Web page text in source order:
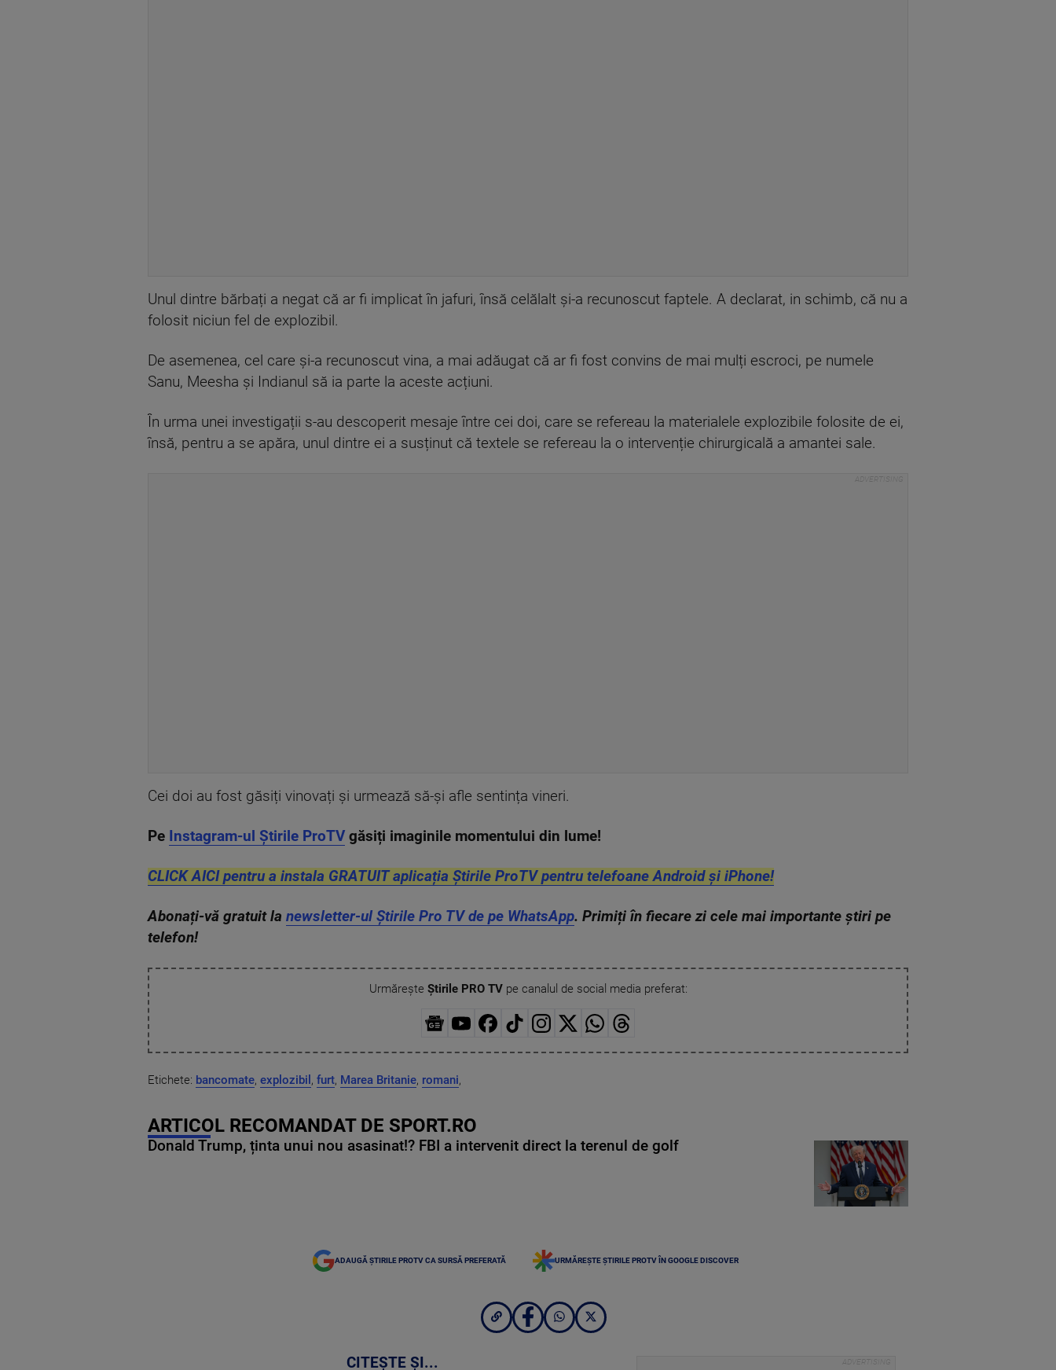
Unul dintre bărbați a negat că ar fi implicat în jafuri, însă celălalt și-a recunoscut faptele. A declarat, in schimb, că nu a
folosit niciun fel de explozibil.
De asemenea, cel care și-a recunoscut vina, a mai adăugat că ar fi fost convins de mai mulți escroci, pe numele
Sanu, Meesha și Indianul să ia parte la aceste acțiuni.
În urma unei investigații s-au descoperit mesaje între cei doi, care se refereau la materialele explozibile folosite de ei,
însă, pentru a se apăra, unul dintre ei a susținut că textele se refereau la o intervenție chirurgicală a amantei sale.
Cei doi au fost găsiți vinovați și urmează să-și afle sentința vineri.
Pe Instagram-ul Știrile ProTV găsiți imaginile momentului din lume!
CLICK AICI pentru a instala GRATUIT aplicația Știrile ProTV pentru telefoane Android și iPhone!
Abonați-vă gratuit la newsletter-ul Știrile Pro TV de pe WhatsApp. Primiți în fiecare zi cele mai importante știri pe
telefon!
Urmărește Știrile PRO TVpe canalul de social media preferat:
Etichete: bancomate, explozibil , furt, Marea Britanie, romani,
ARTICOL RECOMANDAT DE SPORT.RO
Donald Trump, ținta unui nou asasinat!? FBI a intervenit direct la terenul de golf
ADAUGĂ ȘTIRILE PROTV CA SURSĂ PREFERATĂ URMĂREȘTE ȘTIRILE PROTV ÎN GOOGLE DISCOVER
CITEȘTE ȘI...